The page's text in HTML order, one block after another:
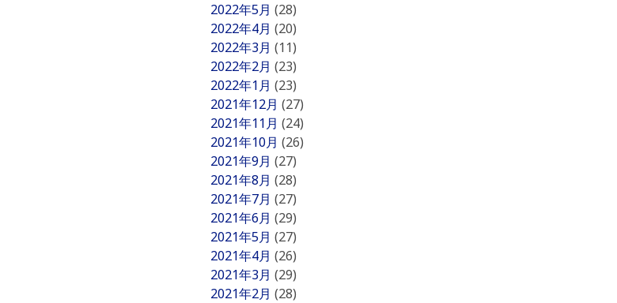
2022年5月 (28)
2022年4月 (20)
2022年3月 (11)
2022年2月 (23)
2022年1月 (23)
2021年12月 (27)
2021年11月 (24)
2021年10月 (26)
2021年9月 (27)
2021年8月 (28)
2021年7月 (27)
2021年6月 (29)
2021年5月 (27)
2021年4月 (26)
2021年3月 (29)
2021年2月 (28)